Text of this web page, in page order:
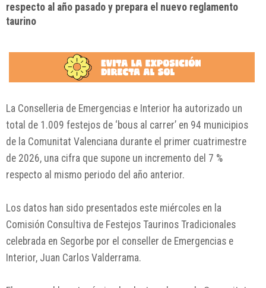
respecto al año pasado y prepara el nuevo reglamento
taurino
La Conselleria de Emergencias e Interior ha autorizado un
total de 1.009 festejos de ‘bous al carrer’ en 94 municipios
de la Comunitat Valenciana durante el primer cuatrimestre
de 2026, una cifra que supone un incremento del 7 %
respecto al mismo periodo del año anterior.
Los datos han sido presentados este miércoles en la
Comisión Consultiva de Festejos Taurinos Tradicionales
celebrada en Segorbe por el conseller de Emergencias e
Interior, Juan Carlos Valderrama.